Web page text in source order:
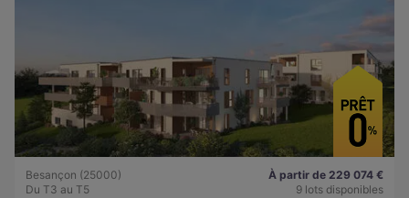
Besançon (25000)
Du T3 au T5
À partir de 229 074 €
9 lots disponibles